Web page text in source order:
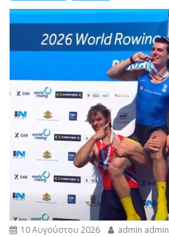
10 Αυγούστου 2026 admin admin